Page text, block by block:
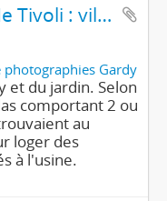
Lancy, chemin de Tivoli : villa Gardy
photographies Gardy
et du jardin. Selon
comportant 2 ou
au
loger des
à l'usine.